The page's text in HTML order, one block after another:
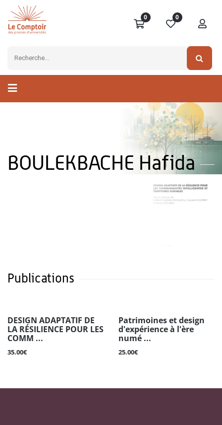
0 0
BOULEKBACHE Hafida
Publications
DESIGN ADAPTATIF DE
LA RÉSILIENCE POUR LES
COMM ...
35.00€
Patrimoines et design
d'expérience à l'ère
numé ...
25.00€